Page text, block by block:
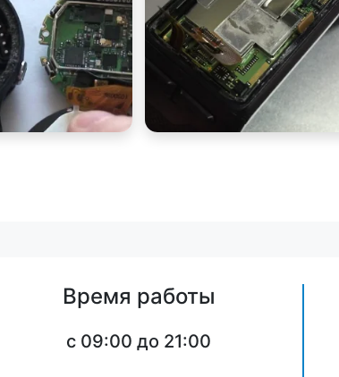
Время работы
c 09:00 до 21:00